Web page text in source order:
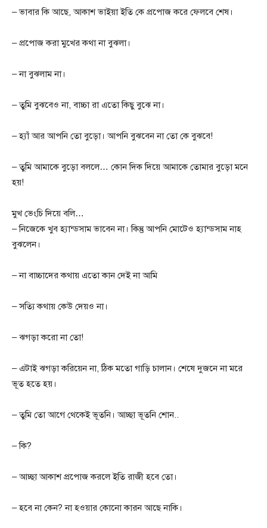
– ভাবার কি আছে, আকাশ ভাইয়া ইতি কে প্রপোজ করে ফেলবে শেষ।
– প্রপোজ করা মুখের কথা না বুঝলা।
– না বুঝলাম না।
– তুমি বুঝবেও না, বাচ্চা রা এতো কিছু বুঝে না।‌
– হ্যাঁ আর আপনি তো বুড়ো। আপনি বুঝবেন না তো কে বুঝবে!
– তুমি আমাকে বুড়ো বললে… কোন দিক দিয়ে আমাকে তোমার বুড়ো মনে
হয়!
মুখ ভেংচি দিয়ে বলি…
– নিজেকে খুব হ্যান্ডসাম ভাবেন না। কিন্তু আপনি মোটেও হ্যান্ডসাম নাহ
বুঝলেন।
– না বাচ্চাদের কথায় এতো কান দেই না আমি ‌
– সত্যি কথায় কেউ দেয়ও না।
– ঝগড়া করো না তো!
– এটাই ঝগড়া করিয়েন না, ঠিক মতো গাড়ি চালান। শেষে দুজনে না মরে
ভূত হতে হয়।
– তুমি তো আগে থেকেই ভূতনি। আচ্ছা ভূতনি শোন..
– কি?
– আচ্ছা আকাশ প্রপোজ করলে ইতি রাজী হবে তো।
– হবে না কেন? না হওয়ার কোনো কারন আছে নাকি।